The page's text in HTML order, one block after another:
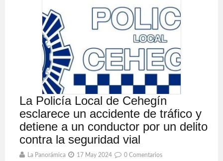
La Policía Local de Cehegín
esclarece un accidente de tráfico y
detiene a un conductor por un delito
contra la seguridad vial
La Panorámica 17 May 2024 0 Comentarios